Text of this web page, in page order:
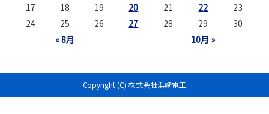
« 8月 10月 »
17
18 19 20 21 22
23
24
25 26 27 28 29 30
Copyright (C) 株式会社浜崎電工